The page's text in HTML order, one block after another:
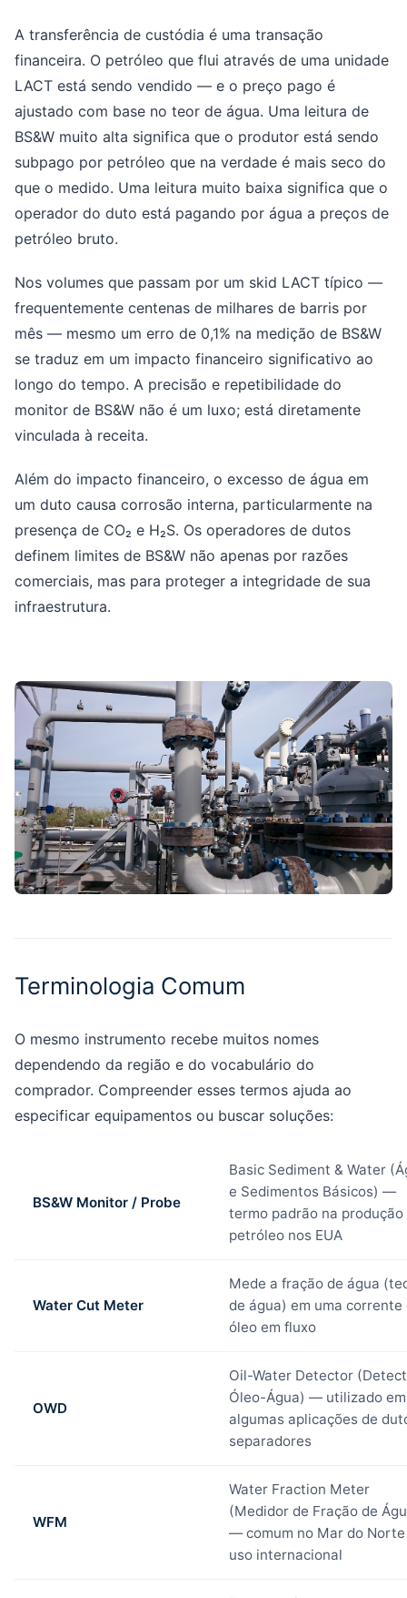
A transferência de custódia é uma transação
financeira. O petróleo que flui através de uma unidade
LACT está sendo vendido — e o preço pago é
ajustado com base no teor de água. Uma leitura de
BS&W muito alta significa que o produtor está sendo
subpago por petróleo que na verdade é mais seco do
que o medido. Uma leitura muito baixa significa que o
operador do duto está pagando por água a preços de
petróleo bruto.
Nos volumes que passam por um skid LACT típico —
frequentemente centenas de milhares de barris por
mês — mesmo um erro de 0,1% na medição de BS&W
se traduz em um impacto financeiro significativo ao
longo do tempo. A precisão e repetibilidade do
monitor de BS&W não é um luxo; está diretamente
vinculada à receita.
Além do impacto financeiro, o excesso de água em
um duto causa corrosão interna, particularmente na
presença de CO₂ e H₂S. Os operadores de dutos
definem limites de BS&W não apenas por razões
comerciais, mas para proteger a integridade de sua
infraestrutura.
Terminologia Comum
O mesmo instrumento recebe muitos nomes
dependendo da região e do vocabulário do
comprador. Compreender esses termos ajuda ao
especificar equipamentos ou buscar soluções:
BS&W Monitor / Probe
Basic Sediment & Water
e Sedimentos Básicos) —
termo padrão na produção
petróleo nos EUA
Water Cut Meter
Mede a fração de água
de água) em uma corrente
óleo em fluxo
OWD
Oil-Water Detector
Óleo-Água) — utilizado em
algumas aplicações de
separadores
WFM
Water Fraction Meter
(Medidor de Fração de
— comum no Mar do
uso internacional